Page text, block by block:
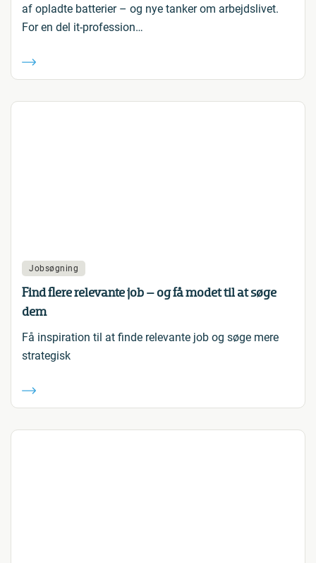
af opladte batterier – og nye tanker om arbejdslivet.
For en del it-profession…
Jobsøgning
Find flere relevante job – og få modet til at søge
dem
Få inspiration til at finde relevante job og søge mere
strategisk